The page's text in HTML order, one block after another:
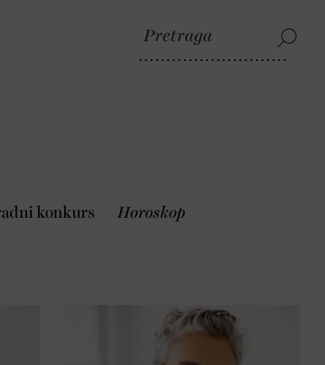
konkurs Horoskop